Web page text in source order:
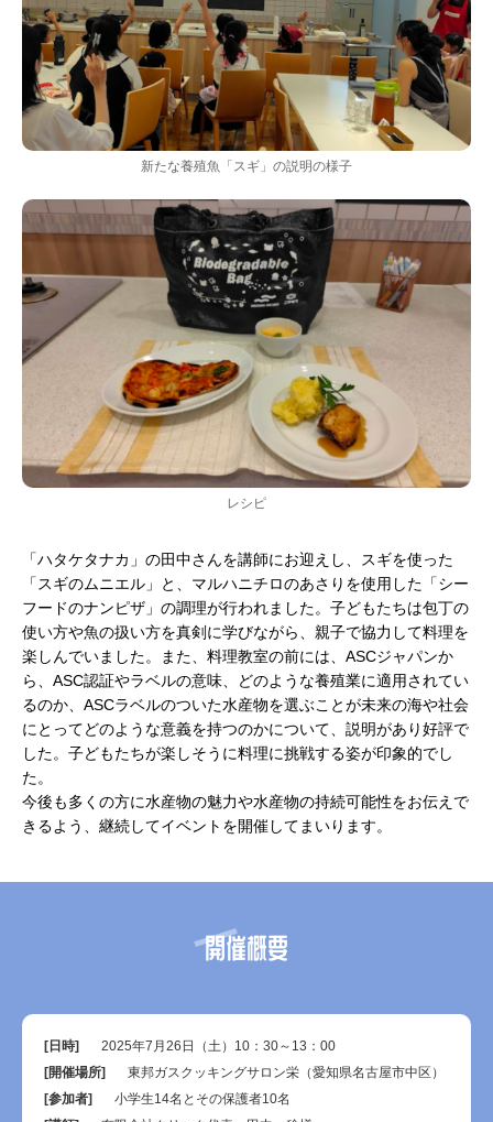
新たな養殖魚「スギ」の説明の様子
レシピ
「ハタケタナカ」の田中さんを講師にお迎えし、スギを使った
「スギのムニエル」と、マルハニチロのあさりを使用した「シー
フードのナンピザ」の調理が行われました。子どもたちは包丁の
使い方や魚の扱い方を真剣に学びながら、親子で協力して料理を
楽しんでいました。また、料理教室の前には、ASCジャパンか
ら、ASC認証やラベルの意味、どのような養殖業に適用されてい
るのか、ASCラベルのついた水産物を選ぶことが未来の海や社会
にとってどのような意義を持つのかについて、説明があり好評で
した。子どもたちが楽しそうに料理に挑戦する姿が印象的でし
た。
今後も多くの方に水産物の魅力や水産物の持続可能性をお伝えで
きるよう、継続してイベントを開催してまいります。
開催概要
[日時]
2025年7月26日（土）10：30～13：00
[開催場所]
東邦ガスクッキングサロン栄（愛知県名古屋市中区）
[参加者]
小学生14名とその保護者10名